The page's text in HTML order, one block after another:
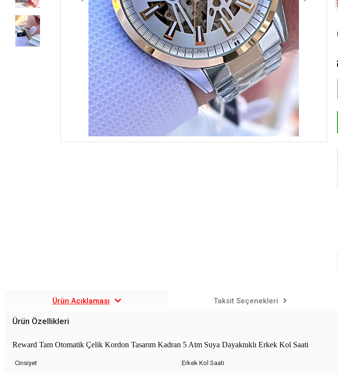
Ürün Açıklaması Taksit Seçenekleri
Ürün Özellikleri
Reward Tam Otomatik Çelik Kordon Tasarım Kadran 5 Atm Suya Dayaknıklı Erkek Kol Saati
Cinsiyet
:Erkek Kol Saati